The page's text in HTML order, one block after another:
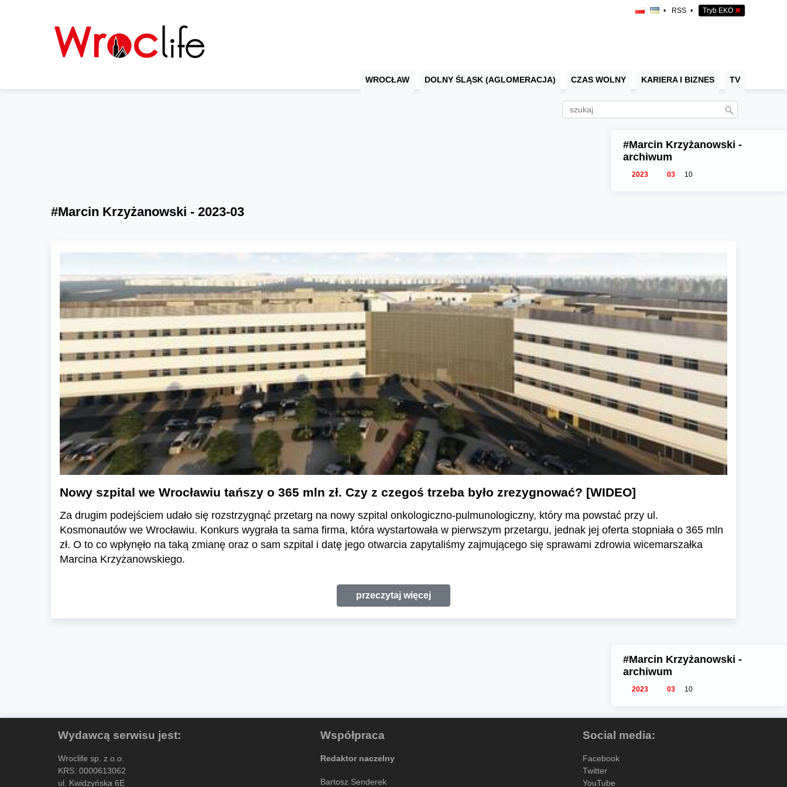
• RSS • Tryb EKO ✖
WROCŁAW DOLNY ŚLĄSK (AGLOMERACJA) CZAS WOLNY KARIERA I BIZNES TV
#Marcin Krzyżanowski -
archiwum
2023 03 10
#Marcin Krzyżanowski - 2023-03
Nowy szpital we Wrocławiu tańszy o 365 mln zł. Czy z czegoś trzeba było zrezygnować? [WIDEO]
Za drugim podejściem udało się rozstrzygnąć przetarg na nowy szpital onkologiczno-pulmunologiczny, który ma powstać przy ul.
Kosmonautów we Wrocławiu. Konkurs wygrała ta sama firma, która wystartowała w pierwszym przetargu, jednak jej oferta stopniała o 365 mln
zł. O to co wpłynęło na taką zmianę oraz o sam szpital i datę jego otwarcia zapytaliśmy zajmującego się sprawami zdrowia wicemarszałka
Marcina Krzyżanowskiego.
przeczytaj więcej
#Marcin Krzyżanowski -
archiwum
2023 03 10
Wydawcą serwisu jest:
Wroclife sp. z o.o.
KRS: 0000613062
ul. Kwidzyńska 6E
Współpraca
Redaktor naczelny
Bartosz Senderek
Social media:
Facebook
Twitter
YouTube